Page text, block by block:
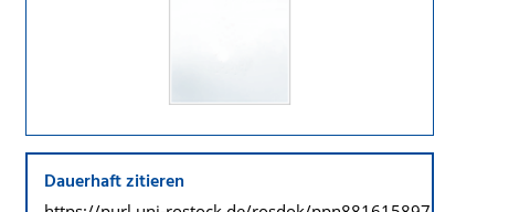
Dauerhaft zitieren